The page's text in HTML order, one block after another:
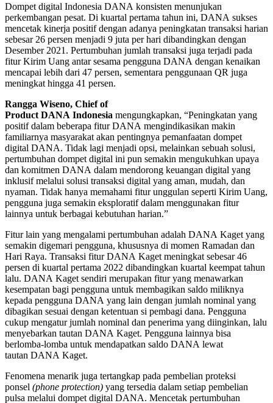
Dompet digital Indonesia DANA konsisten menunjukan
perkembangan pesat. Di kuartal pertama tahun ini, DANA sukses
mencetak kinerja positif dengan adanya peningkatan transaksi harian
sebesar 26 persen menjadi 9 juta per hari dibandingkan dengan
Desember 2021. Pertumbuhan jumlah transaksi juga terjadi pada
fitur Kirim Uang antar sesama pengguna DANA dengan kenaikan
mencapai lebih dari 47 persen, sementara penggunaan QR juga
meningkat hingga 41 persen.
Rangga Wiseno, Chief of
Product DANA Indonesia mengungkapkan, “Peningkatan yang
positif dalam beberapa fitur DANA mengindikasikan makin
familiarnya masyarakat akan pentingnya pemanfaatan dompet
digital DANA. Tidak lagi menjadi opsi, melainkan sebuah solusi,
pertumbuhan dompet digital ini pun semakin mengukuhkan upaya
dan komitmen DANA dalam mendorong keuangan digital yang
inklusif melalui solusi transaksi digital yang aman, mudah, dan
nyaman. Tidak hanya memahami fitur unggulan seperti Kirim Uang,
pengguna juga semakin eksploratif dalam menggunakan fitur
lainnya untuk berbagai kebutuhan harian.”
Fitur lain yang mengalami pertumbuhan adalah DANA Kaget yang
semakin digemari pengguna, khususnya di momen Ramadan dan
Hari Raya. Transaksi fitur DANA Kaget meningkat sebesar 46
persen di kuartal pertama 2022 dibandingkan kuartal keempat tahun
lalu. DANA Kaget sendiri merupakan fitur yang menawarkan
kesempatan bagi pengguna untuk membagikan saldo miliknya
kepada pengguna DANA yang lain dengan jumlah nominal yang
dibagikan sesuai dengan ketentuan si pembagi dana. Pengguna
cukup mengatur jumlah nominal dan penerima yang diinginkan, lalu
menyebarkan tautan DANA Kaget. Pengguna lainnya bisa
berlomba-lomba untuk mendapatkan saldo DANA lewat
tautan DANA Kaget.
Fenomena menarik juga tertangkap pada pembelian proteksi
ponsel (phone protection) yang tersedia dalam setiap pembelian
pulsa melalui dompet digital DANA. Mencetak pertumbuhan